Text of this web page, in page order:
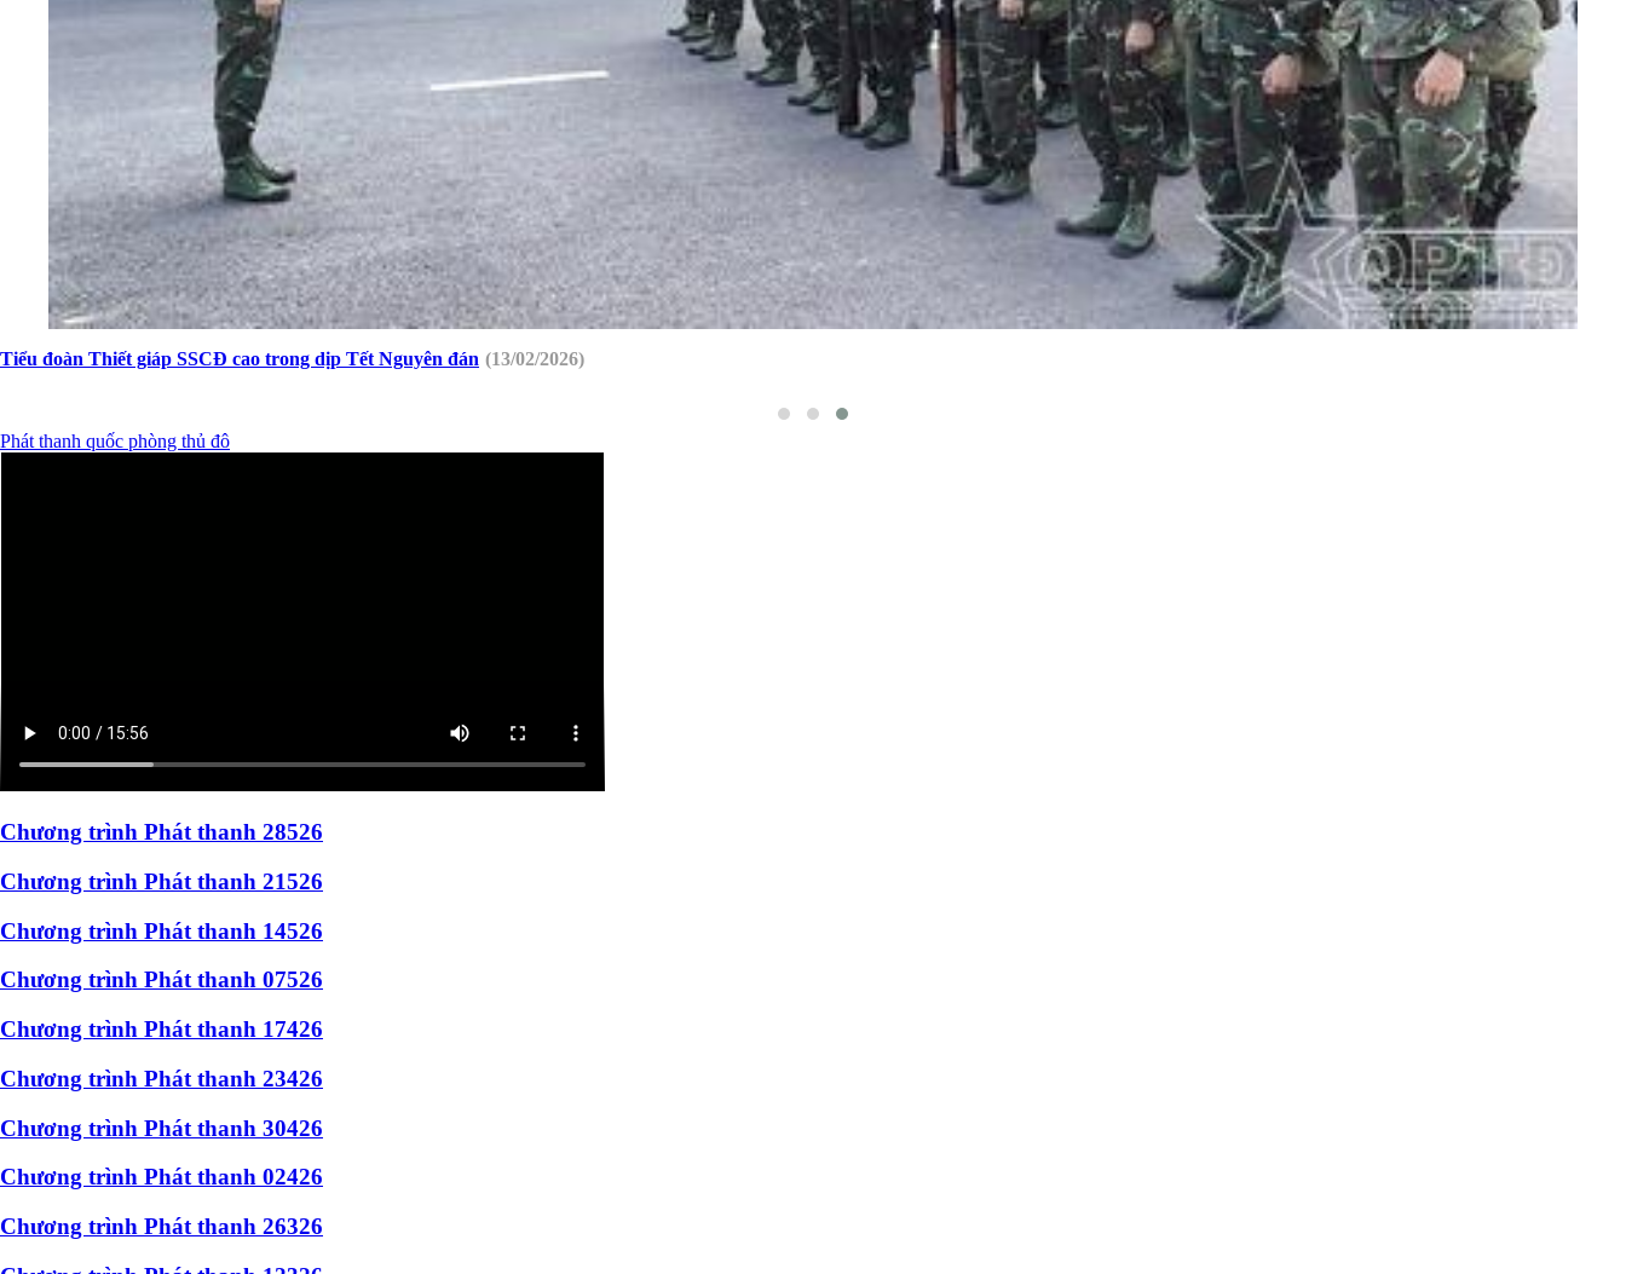
Tiểu đoàn Thiết giáp SSCĐ cao trong dịp Tết Nguyên đán (13/02/2026)
Phát thanh quốc phòng thủ đô
Chương trình Phát thanh 28526
Chương trình Phát thanh 21526
Chương trình Phát thanh 14526
Chương trình Phát thanh 07526
Chương trình Phát thanh 17426
Chương trình Phát thanh 23426
Chương trình Phát thanh 30426
Chương trình Phát thanh 02426
Chương trình Phát thanh 26326